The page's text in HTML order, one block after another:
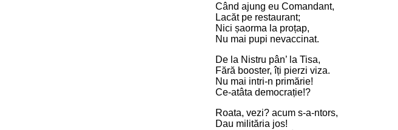
Când ajung eu Comandant,
Lacăt pe restaurant;
Nici șaorma la proțap,
Nu mai pupi nevaccinat.
De la Nistru pân’ la Tisa,
Fără booster, îți pierzi viza.
Nu mai intri-n primărie!
Ce-atâta democrație!?
Roata, vezi? acum s-a-ntors,
Dau milităria jos!